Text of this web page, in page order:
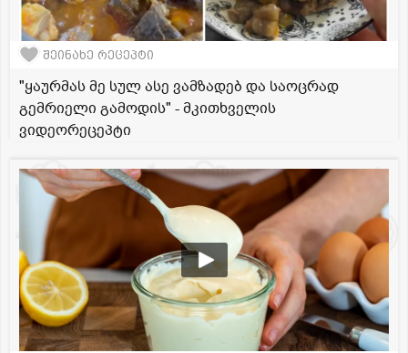
შეინახე რეცეპტი
"ყაურმას მე სულ ასე ვამზადებ და საოცრად
გემრიელი გამოდის" - მკითხველის
ვიდეორეცეპტი